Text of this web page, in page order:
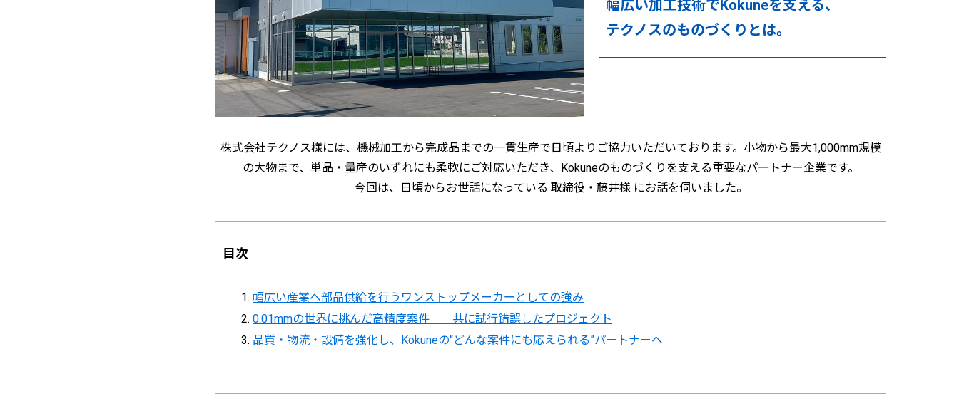
幅広い加工技術でKokuneを支える、
テクノスのものづくりとは。
株式会社テクノス様には、機械加工から完成品までの一貫生産で日頃よりご協力いただいております。小物から最大1,000mm規模
の大物まで、単品・量産のいずれにも柔軟にご対応いただき、Kokuneのものづくりを支える重要なパートナー企業です。
今回は、日頃からお世話になっている 取締役・藤井様 にお話を伺いました。
目次
幅広い産業へ部品供給を行うワンストップメーカーとしての強み
0.01mmの世界に挑んだ高精度案件──共に試行錯誤したプロジェクト
品質・物流・設備を強化し、Kokuneの“どんな案件にも応えられる”パートナーへ